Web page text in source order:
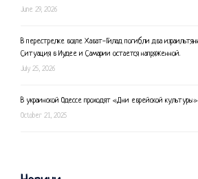
June 29, 2026
В перестрелке возле Хават-Гилад погибли два
Ситуация в Иудее и Самарии остается напряженной.
July 25, 2026
В украинской Одессе проходят «Дни еврейской
October 21, 2025